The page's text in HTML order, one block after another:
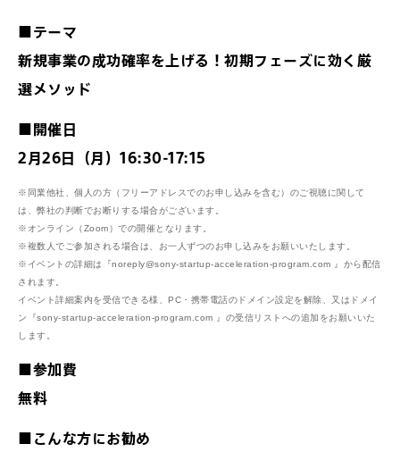
■テーマ
新規事業の成功確率を上げる！初期フェーズに効く厳
選メソッド
■開催日
2月26日（月）16:30-17:15
※同業他社、個人の方（フリーアドレスでのお申し込みを含む）のご視聴に関して
は、弊社の判断でお断りする場合がございます。
※オンライン（Zoom）での開催となります。
※複数人でご参加される場合は、お一人ずつのお申し込みをお願いいたします。
※イベントの詳細は『noreply@sony-startup-acceleration-program.com 』から配信
されます。
イベント詳細案内を受信できる様、PC・携帯電話のドメイン設定を解除、又はドメイ
ン『sony-startup-acceleration-program.com 』の受信リストへの追加をお願いいた
します。
■参加費
無料
■こんな方にお勧め